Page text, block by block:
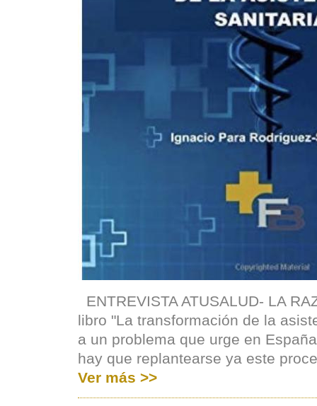
ENTREVISTA ATUSALUD- LA
libro "La transformación de la
a un problema que urge en
hay que replantearse ya este
Ver más >>